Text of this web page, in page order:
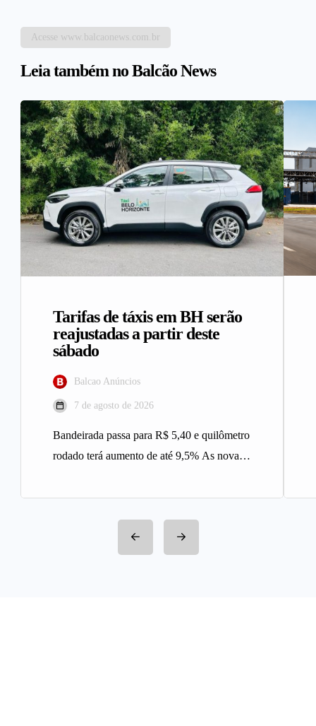
Acesse www.balcaonews.com.br
Leia também no Balcão News
Tarifas de táxis em BH serão
reajustadas a partir deste
sábado
Balcao Anúncios
7 de agosto de 2026
Bandeirada passa para R$ 5,40 e quilômetro
rodado terá aumento de até 9,5% As novas